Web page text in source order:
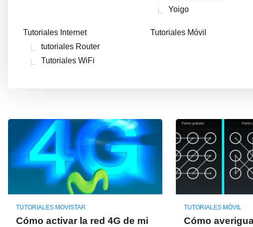
Yoigo
Tutoriales Internet
tutoriales Router
Tutoriales WiFi
Tutoriales Móvil
TUTORIALES MOVISTAR
Cómo activar la red 4G de mi
TUTORIALES MÓVIL
Cómo